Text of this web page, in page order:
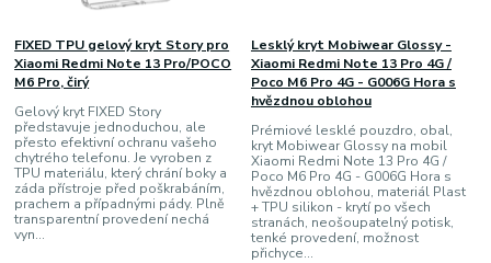
FIXED TPU gelový kryt Story pro
Xiaomi Redmi Note 13 Pro/POCO
M6 Pro, čirý
Gelový kryt FIXED Story
představuje jednoduchou, ale
přesto efektivní ochranu vašeho
chytrého telefonu. Je vyroben z
TPU materiálu, který chrání boky a
záda přístroje před poškrabáním,
prachem a případnými pády. Plně
transparentní provedení nechá
vyn...
Lesklý kryt Mobiwear Glossy -
Xiaomi Redmi Note 13 Pro 4G /
Poco M6 Pro 4G - G006G Hora s
hvězdnou oblohou
Prémiové lesklé pouzdro, obal,
kryt Mobiwear Glossy na mobil
Xiaomi Redmi Note 13 Pro 4G /
Poco M6 Pro 4G - G006G Hora s
hvězdnou oblohou, materiál Plast
+ TPU silikon - krytí po všech
stranách, neošoupatelný potisk,
tenké provedení, možnost
přichyce...